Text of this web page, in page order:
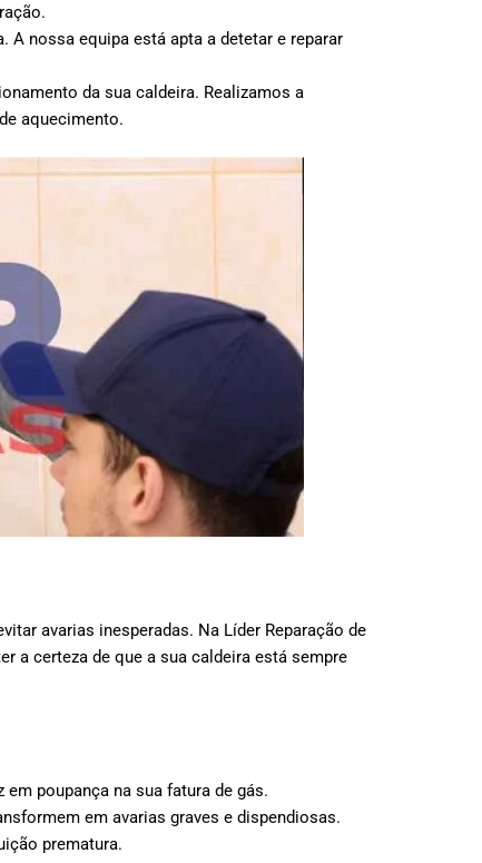
A nossa equipa está apta a detetar e reparar
da sua caldeira. Realizamos a
aquecimento.
avarias inesperadas. Na Líder Reparação de
a certeza de que a sua caldeira está sempre
poupança na sua fatura de gás.
em avarias graves e dispendiosas.
prematura.